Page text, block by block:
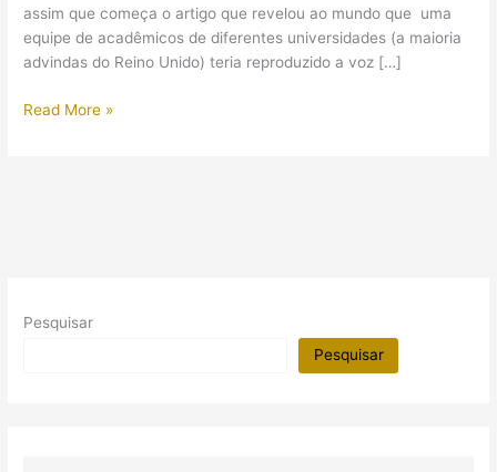
assim que começa o artigo que revelou ao mundo que uma
equipe de acadêmicos de diferentes universidades (a maioria
advindas do Reino Unido) teria reproduzido a voz […]
A
múmia
Read More »
Pesquisar
Pesquisar